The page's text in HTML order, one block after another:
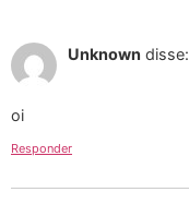
Unknown disse:
oi
Responder